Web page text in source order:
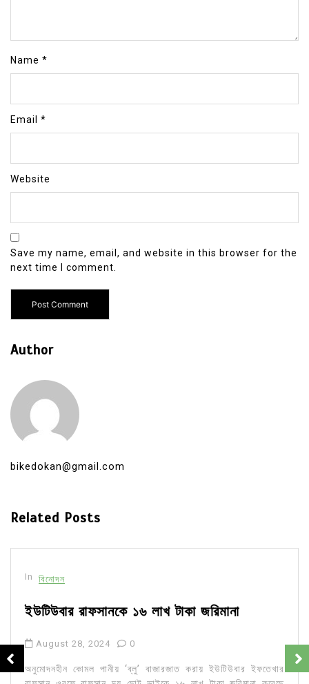
Name *
Email *
Website
Save my name, email, and website in this browser for the
next time I comment.
Author
bikedokan@gmail.com
Related Posts
In বিনোদন
ইউটিউবার রাফসানকে ১৬ লাখ টাকা জরিমানা
August 28, 2024 0
অনুমোদনহীন কোমল পানীয় ‘ব্লু’ বাজারজাত করায় ইউটিউবার ইফতেখার